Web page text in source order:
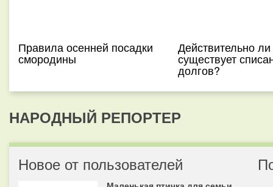
Правила осенней посадки
смородины
Действительно ли
существует
долгов?
НАРОДНЫЙ РЕПОРТЕР
Новое от пользователей